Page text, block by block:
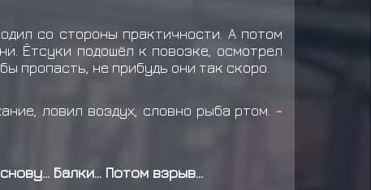
со стороны практичности. А потом
Ётсуки подошёл к повозке, осмотрел
пропасть, не прибудь они так скоро.
ловил воздух, словно рыба ртом. -
Балки... Потом взрыв...